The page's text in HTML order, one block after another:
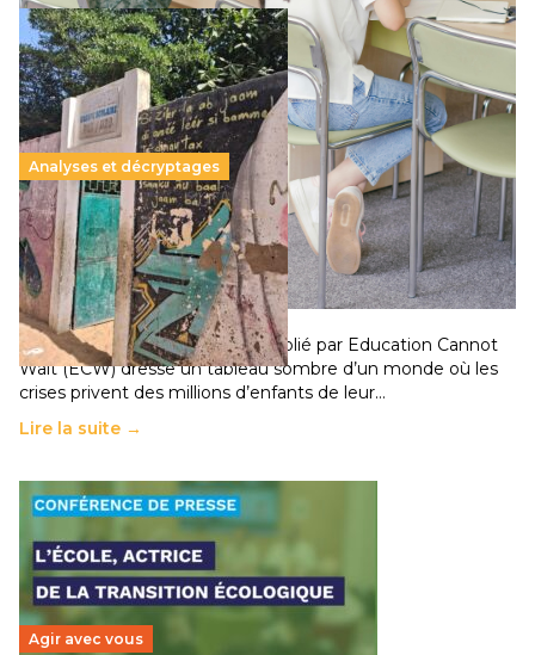
Analyses et décryptages
258 millions d’enfants victimes de la guerre, des
chocs climatiques et des déplacements de
population
11 juillet 2026- National
Un nouveau rapport mondial publié par Education Cannot
Wait (ECW) dresse un tableau sombre d’un monde où les
crises privent des millions d’enfants de leur…
Lire la suite →
Agir avec vous